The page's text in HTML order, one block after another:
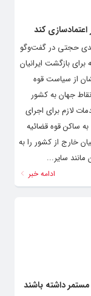
کند
حجتی در گفت‌وگو
بازگشت ایرانیان
از سیاست قوه
جهان به کشور
لازم برای اجرای
ساکن قوه قضائیه
خارج از کشور را به
مانند سایر...
ادامه خبر
داشته باشند